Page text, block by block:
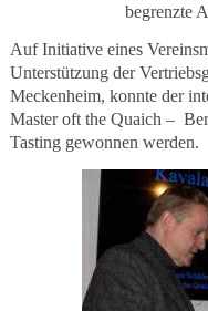
begrenzte
Auf Initiative eines
Unterstützung der
Meckenheim, konnte der
Master oft the Quaich –
Tasting gewonnen werden.